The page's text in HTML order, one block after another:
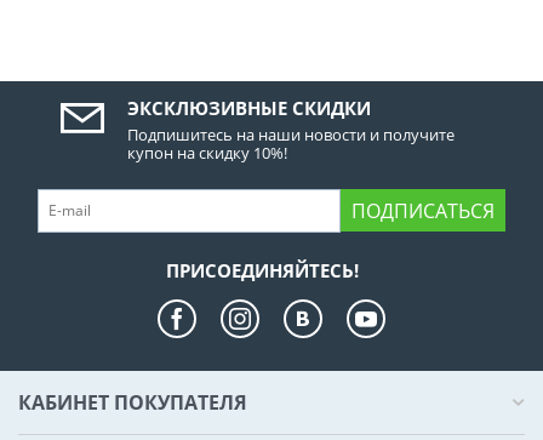
ЭКСКЛЮЗИВНЫЕ СКИДКИ
Подпишитесь на наши новости и получите
купон на скидку 10%!
ПОДПИСАТЬСЯ
ПРИСОЕДИНЯЙТЕСЬ!
КАБИНЕТ ПОКУПАТЕЛЯ